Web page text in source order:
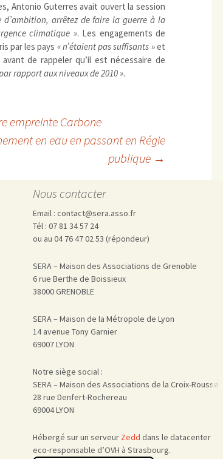
mobile, WIFI, Linky, …)
écrans / jeux vidéos
Antonio Guterres avait ouvert la session
d’ambition, arrêtez de faire la guerre à la
climatique ». Les engagements de
par les pays « n’étaient pas suffisants »et
de rappeler qu’il est nécessaire de
rapport aux niveaux de 2010 ».
empreinte Carbone
en eau en passant en Régie
publique →
Nous contacter
Email : contact@sera.asso.fr
Tél : 07 81 34 57 24
ou au 04 76 47 02 53 (répondeur)
SERA – Maison des Associations de Grenoble
6 rue Berthe de Boissieux
38000 GRENOBLE
SERA – Maison de la Métropole de Lyon
14 avenue Tony Garnier
69007 LYON
Notre siège social :
SERA – Maison des Associations de la Croix-Rousse
28 rue Denfert-Rochereau
69004 LYON
Hébergé sur un serveur Zedd dans le datacenter
eco-responsable d’OVH à Strasbourg.